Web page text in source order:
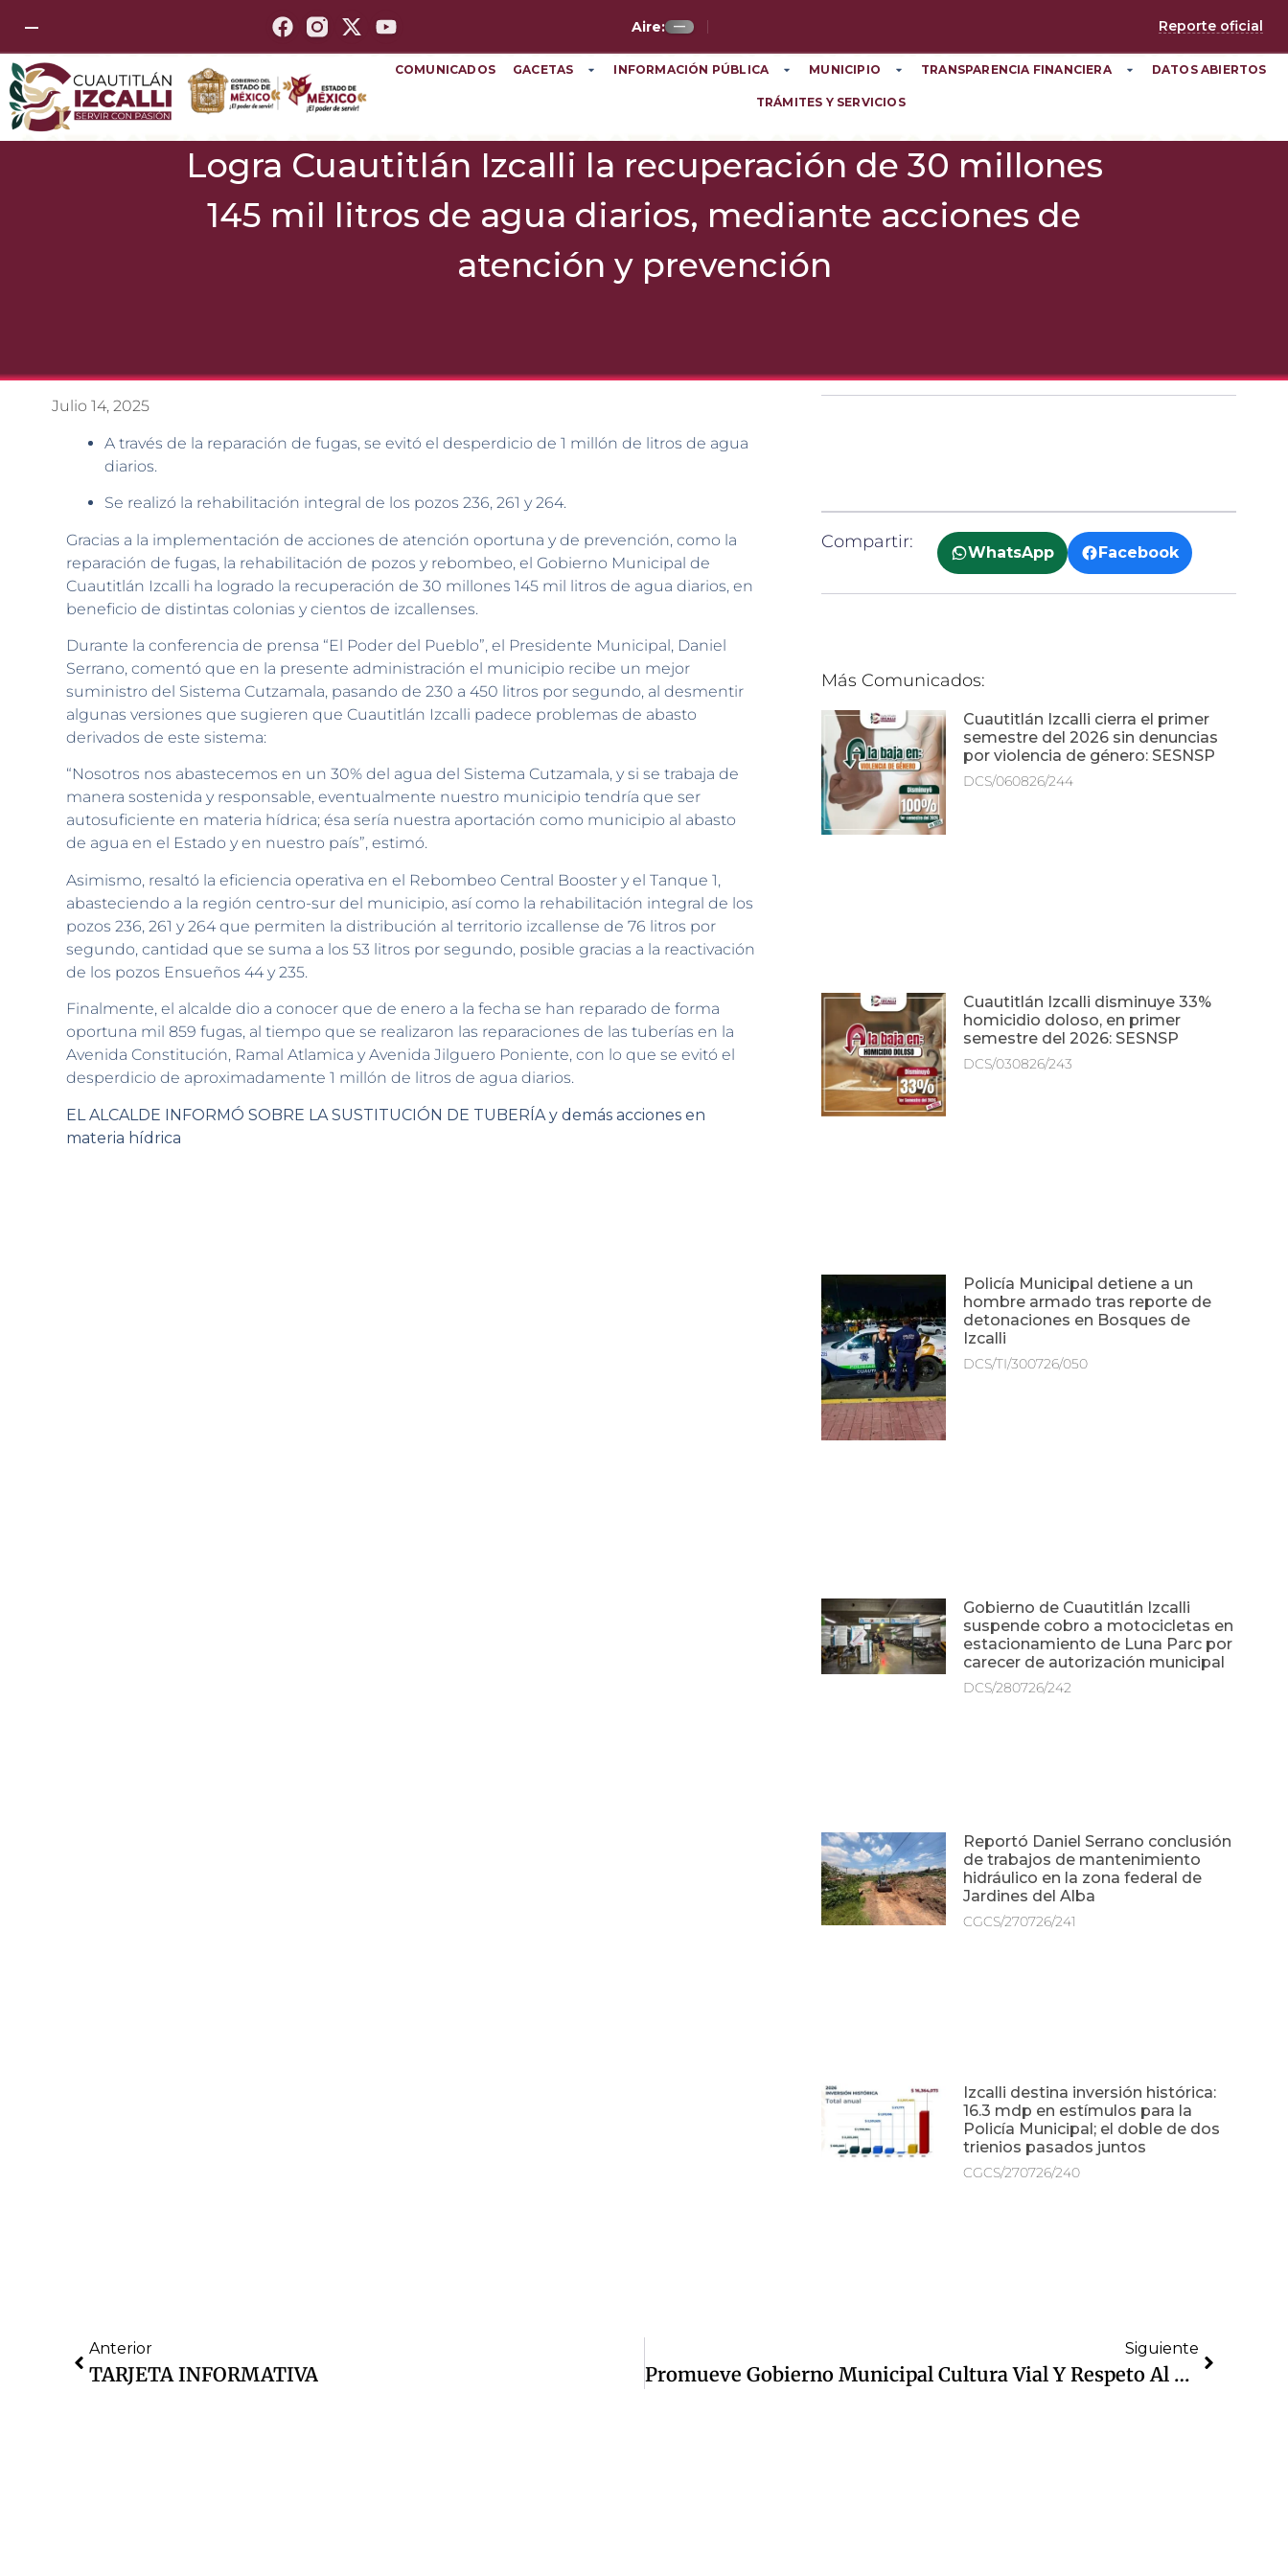
— Aire: — Reporte oficial
COMUNICADOS GACETAS INFORMACIÓN PÚBLICA MUNICIPIO TRANSPARENCIA FINANCIERA DATOS ABIERTOS
TRÁMITES Y SERVICIOS
Logra Cuautitlán Izcalli la recuperación de 30 millones
145 mil litros de agua diarios, mediante acciones de
atención y prevención
Julio 14, 2025
A través de la reparación de fugas, se evitó el desperdicio de 1 millón de litros de agua
diarios.
Se realizó la rehabilitación integral de los pozos 236, 261 y 264.
Gracias a la implementación de acciones de atención oportuna y de prevención, como la
reparación de fugas, la rehabilitación de pozos y rebombeo, el Gobierno Municipal de
Cuautitlán Izcalli ha logrado la recuperación de 30 millones 145 mil litros de agua diarios, en
beneficio de distintas colonias y cientos de izcallenses.
Durante la conferencia de prensa “El Poder del Pueblo”, el Presidente Municipal, Daniel
Serrano, comentó que en la presente administración el municipio recibe un mejor
suministro del Sistema Cutzamala, pasando de 230 a 450 litros por segundo, al desmentir
algunas versiones que sugieren que Cuautitlán Izcalli padece problemas de abasto
derivados de este sistema:
“Nosotros nos abastecemos en un 30% del agua del Sistema Cutzamala, y si se trabaja de
manera sostenida y responsable, eventualmente nuestro municipio tendría que ser
autosuficiente en materia hídrica; ésa sería nuestra aportación como municipio al abasto
de agua en el Estado y en nuestro país”, estimó.
Asimismo, resaltó la eficiencia operativa en el Rebombeo Central Booster y el Tanque 1,
abasteciendo a la región centro-sur del municipio, así como la rehabilitación integral de los
pozos 236, 261 y 264 que permiten la distribución al territorio izcallense de 76 litros por
segundo, cantidad que se suma a los 53 litros por segundo, posible gracias a la reactivación
de los pozos Ensueños 44 y 235.
Finalmente, el alcalde dio a conocer que de enero a la fecha se han reparado de forma
oportuna mil 859 fugas, al tiempo que se realizaron las reparaciones de las tuberías en la
Avenida Constitución, Ramal Atlamica y Avenida Jilguero Poniente, con lo que se evitó el
desperdicio de aproximadamente 1 millón de litros de agua diarios.
EL ALCALDE INFORMÓ SOBRE LA SUSTITUCIÓN DE TUBERÍA y demás acciones en
materia hídrica
Compartir:
WhatsApp Facebook
Más Comunicados:
Cuautitlán Izcalli cierra el primer
semestre del 2026 sin denuncias
por violencia de género: SESNSP
DCS/060826/244
Cuautitlán Izcalli disminuye 33%
homicidio doloso, en primer
semestre del 2026: SESNSP
DCS/030826/243
Policía Municipal detiene a un
hombre armado tras reporte de
detonaciones en Bosques de
Izcalli
DCS/TI/300726/050
Gobierno de Cuautitlán Izcalli
suspende cobro a motocicletas en
estacionamiento de Luna Parc por
carecer de autorización municipal
DCS/280726/242
Reportó Daniel Serrano conclusión
de trabajos de mantenimiento
hidráulico en la zona federal de
Jardines del Alba
CGCS/270726/241
Izcalli destina inversión histórica:
16.3 mdp en estímulos para la
Policía Municipal; el doble de dos
trienios pasados juntos
CGCS/270726/240
Anterior
TARJETA INFORMATIVA
Siguiente
Promueve Gobierno Municipal Cultura Vial Y Respeto Al Reglamento De Tránsito, Ante Regreso De Multas